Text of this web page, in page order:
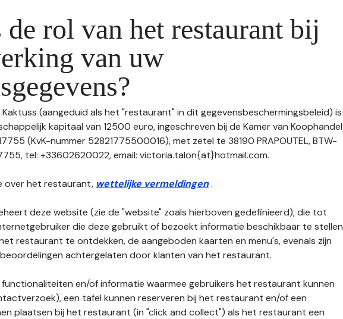
de rol van het restaurant bij
van uw
(aangeduid als het "restaurant" in dit gegevensbeschermingsbeleid) is
kapitaal van 12500 euro, ingeschreven bij de Kamer van Koophandel
(KvK-nummer 52821775500016), met zetel te 38190 PRAPOUTEL, BTW-
tel: +33602620022, email: victoria.talon{at}hotmail.com.
over het restaurant, wettelijke vermeldingen.
deze website (zie de "website" zoals hierboven gedefinieerd), die tot
die deze gebruikt of bezoekt informatie beschikbaar te stellen
restaurant te ontdekken, de aangeboden kaarten en menu's, evenals zijn
achtergelaten door klanten van het restaurant.
en/of informatie waarmee gebruikers het restaurant kunnen
een tafel kunnen reserveren bij het restaurant en/of een
plaatsen bij het restaurant (in "click and collect") als het restaurant een